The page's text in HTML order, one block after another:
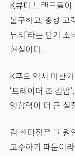
K뷰티 브랜드들
불구하고, 충성 고
뷰티’라는 단기 소
현실이다.
K푸드 역시 마찬
‘트레이더 조 김밥
영향력이 더 큰 실
김 센터장은 그 원
고수하기 때문이